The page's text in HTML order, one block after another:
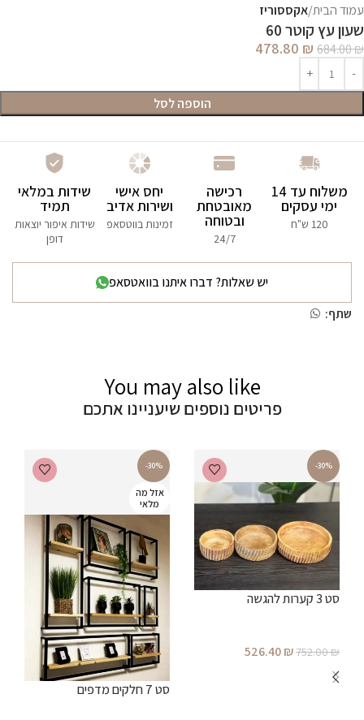
עמוד הבית אקססוריז
שעון עץ קוטר 60
684.00₪
478.80 ₪
הוספה לסל
משלוח עד 14
ימי עסקים
120 ש"ח
רכישה
מאובטחת
ובטוחה
24/7
יחס אישי
ושירות אדיב
זמינות בווטסאפ
שידות במלאי
תמיד
שידות איפור יוצאות
דופן
יש שאלות? דברו איתנו בוואטסאפ
שתף:
You may also like
פריטים נוספים שיעניינו אתכם
-30%
סט 3 קערות להגשה
752.00₪
526.40₪
-30%
אזל מה
מלאי
סט 7 חלקים מדפים